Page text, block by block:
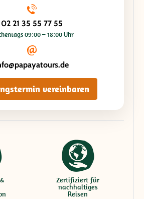
02 21 35 55 77 55
09:00 – 18:00 Uhr
vereinbaren
Zertifiziert für
nachhaltiges
Reisen